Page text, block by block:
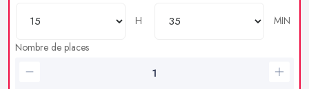
H
MIN
Nombre de places